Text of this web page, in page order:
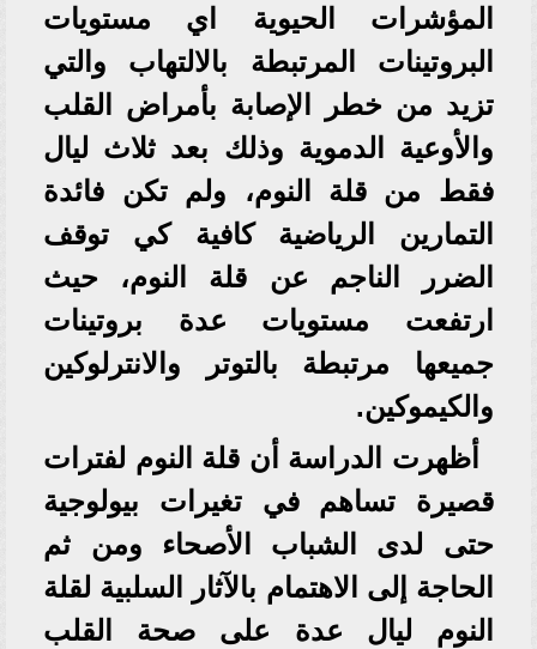
المؤشرات الحيوية اي مستويات
البروتينات المرتبطة بالالتهاب والتي
تزيد من خطر الإصابة بأمراض القلب
والأوعية الدموية وذلك بعد ثلاث ليال
فقط من قلة النوم، ولم تكن فائدة
التمارين الرياضية كافية كي توقف
الضرر الناجم عن قلة النوم، حيث
ارتفعت مستويات عدة بروتينات
جميعها مرتبطة بالتوتر والانترلوكين
والكيموكين.
أظهرت الدراسة أن قلة النوم لفترات
قصيرة تساهم في تغيرات بيولوجية
حتى لدى الشباب الأصحاء ومن ثم
الحاجة إلى الاهتمام بالآثار السلبية لقلة
النوم ليال عدة على صحة القلب